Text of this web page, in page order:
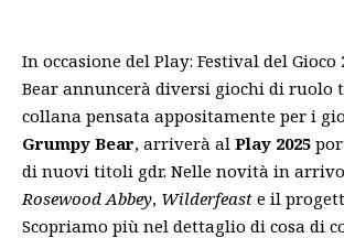
In occasione del Play: Festival del Gioco
Bear annuncerà diversi giochi di ruolo
collana pensata appositamente per i
Grumpy Bear, arriverà al Play 2025
di nuovi titoli gdr. Nelle novità in
Rosewood Abbey, Wilderfeast e il
Scopriamo più nel dettaglio di cosa di